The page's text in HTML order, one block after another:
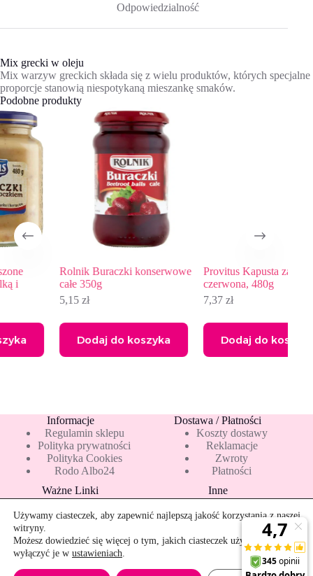
Odpowiedzialność
Mix grecki w oleju
Mix warzyw greckich składa się z wielu produktów, których specjalne
proporcje stanowią niespotykaną mieszankę smaków.
Podobne produkty
Rolnik Buraczki konserwowe
całe 350g
Dodaj do koszyka
Provitus Kapusta zasmażana
czerwona, 480g
Dodaj do koszyka
Informacje
Regulamin sklepu
Polityka prywatności
Polityka Cookies
Rodo Albo24
Dostawa / Płatności
Koszty dostawy
Reklamacje
Zwroty
Płatności
Ważne Linki
Blog
Nowości
Bestsellery
Inne
Pakiety 10 mleka
Mapa strony
Rekomendowane
Kontakt
Szybkie zwroty
Używamy ciasteczek, aby zapewnić najlepszą jakość korzystania z naszej
witryny.
Możesz dowiedzieć się więcej o tym, jakich ciasteczek używamy, lub
wyłączyć je w ustawieniach.